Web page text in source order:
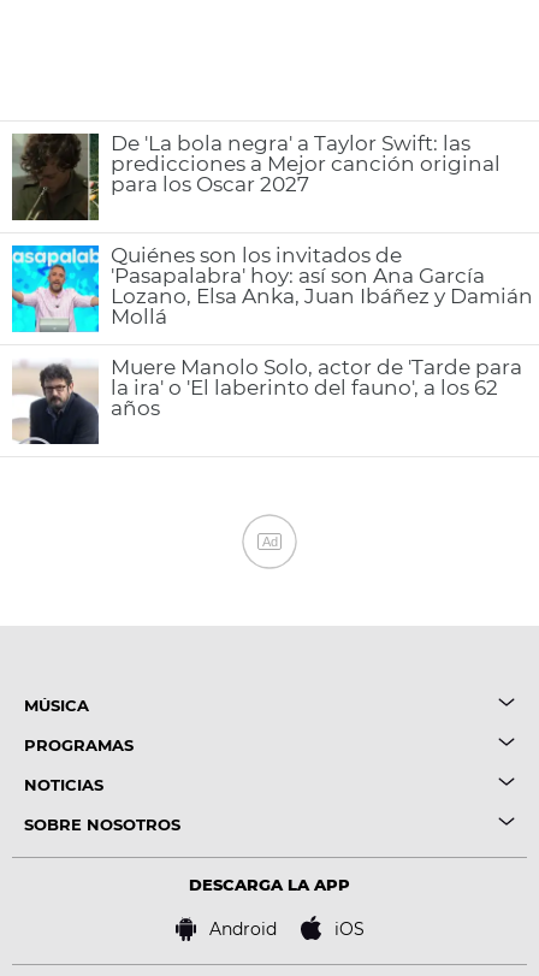
De 'La bola negra' a Taylor Swift: las
predicciones a Mejor canción original
para los Oscar 2027
Quiénes son los invitados de
'Pasapalabra' hoy: así son Ana García
Lozano, Elsa Anka, Juan Ibáñez y Damián
Mollá
Muere Manolo Solo, actor de 'Tarde para
la ira' o 'El laberinto del fauno', a los 62
años
Ad
MÚSICA
PROGRAMAS
NOTICIAS
SOBRE NOSOTROS
DESCARGA LA APP
Android iOS